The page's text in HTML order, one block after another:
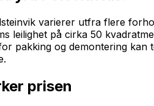
varierer utfra flere
leilighet på cirka 50
pakking og demontering
prisen